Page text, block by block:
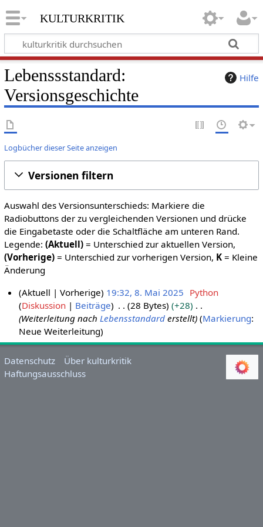
kulturkritik
Hilfe
Lebenssstandard:
Versionsgeschichte
Logbücher dieser Seite anzeigen
Versionen filtern
Auswahl des Versionsunterschieds: Markiere die
Radiobuttons der zu vergleichenden Versionen und drücke
die Eingabetaste oder die Schaltfläche am unteren Rand.
Legende: (Aktuell)= Unterschied zur aktuellen Version,
(Vorherige)= Unterschied zur vorherigen Version, K= Kleine
Änderung
a
i
2
Aktuell Vorherige 19:32, 8. Mai 2025 Python
Diskussion
Beiträge 28 Bytes
+28
Weiterleitung nachLebensstandard erstellt Markierung:
Neue Weiterleitung
Datenschutz
Über kulturkritik
Haftungsausschluss